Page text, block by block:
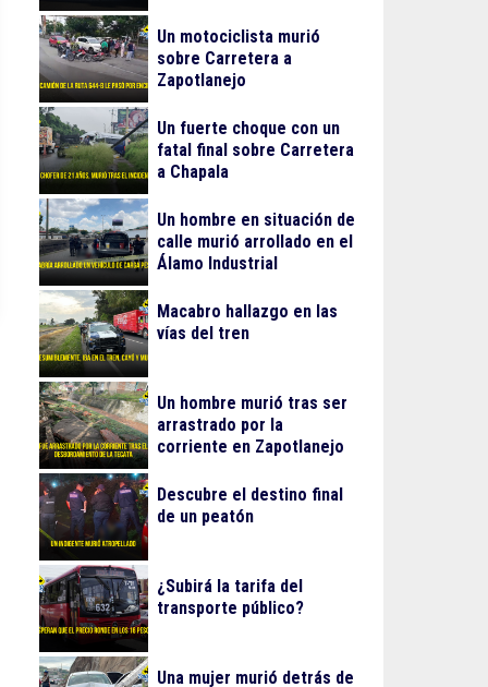
Un motociclista murió
sobre Carretera a
Zapotlanejo
Un fuerte choque con un
fatal final sobre Carretera
a Chapala
Un hombre en situación de
calle murió arrollado en el
Álamo Industrial
Macabro hallazgo en las
vías del tren
Un hombre murió tras ser
arrastrado por la
corriente en Zapotlanejo
Descubre el destino final
de un peatón
¿Subirá la tarifa del
transporte público?
Una mujer murió detrás de